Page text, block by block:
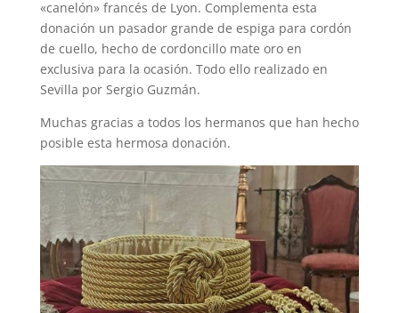
«canelón» francés de Lyon. Complementa esta
donación un pasador grande de espiga para cordón
de cuello, hecho de cordoncillo mate oro en
exclusiva para la ocasión. Todo ello realizado en
Sevilla por Sergio Guzmán.
Muchas gracias a todos los hermanos que han hecho
posible esta hermosa donación.